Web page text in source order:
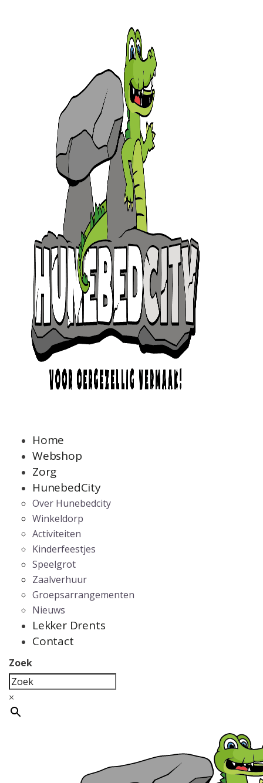
Home
Webshop
Zorg
HunebedCity
Over Hunebedcity
Winkeldorp
Activiteiten
Kinderfeestjes
Speelgrot
Zaalverhuur
Groepsarrangementen
Nieuws
Lekker Drents
Contact
Zoek
×